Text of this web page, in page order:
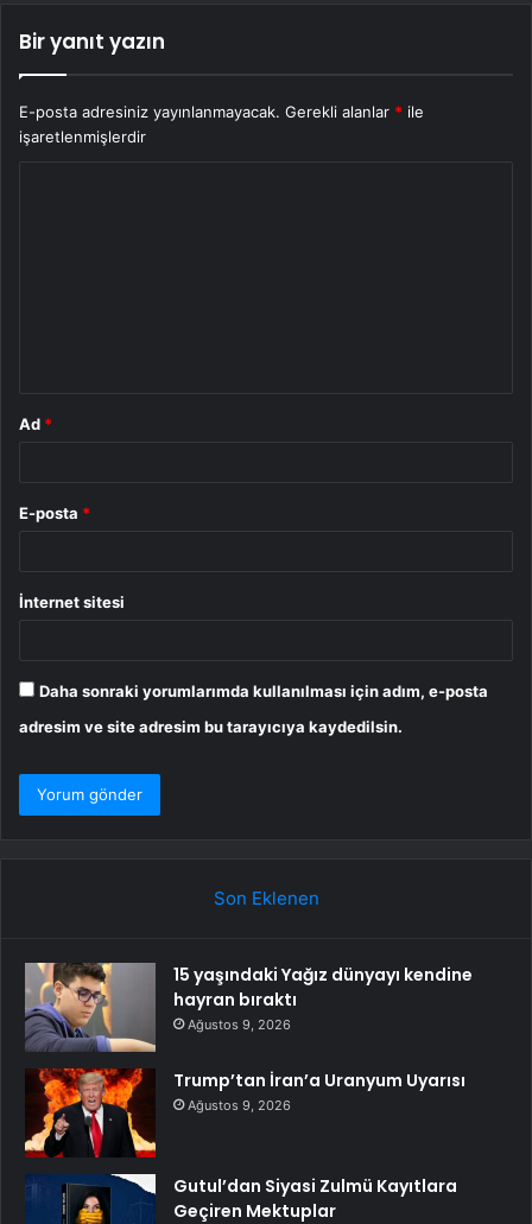
Bir yanıt yazın
E-posta adresiniz yayınlanmayacak. Gerekli alanlar * ile
işaretlenmişlerdir
Ad *
E-posta *
İnternet sitesi
Daha sonraki yorumlarımda kullanılması için adım, e-posta
adresim ve site adresim bu tarayıcıya kaydedilsin.
Son Eklenen
15 yaşındaki Yağız dünyayı kendine
hayran bıraktı
Ağustos 9, 2026
Trump’tan İran’a Uranyum Uyarısı
Ağustos 9, 2026
Gutul’dan Siyasi Zulmü Kayıtlara
Geçiren Mektuplar